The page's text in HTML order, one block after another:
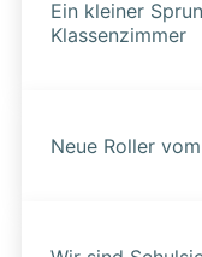
Ein kleiner
Klassenzimmer
Neue Roller